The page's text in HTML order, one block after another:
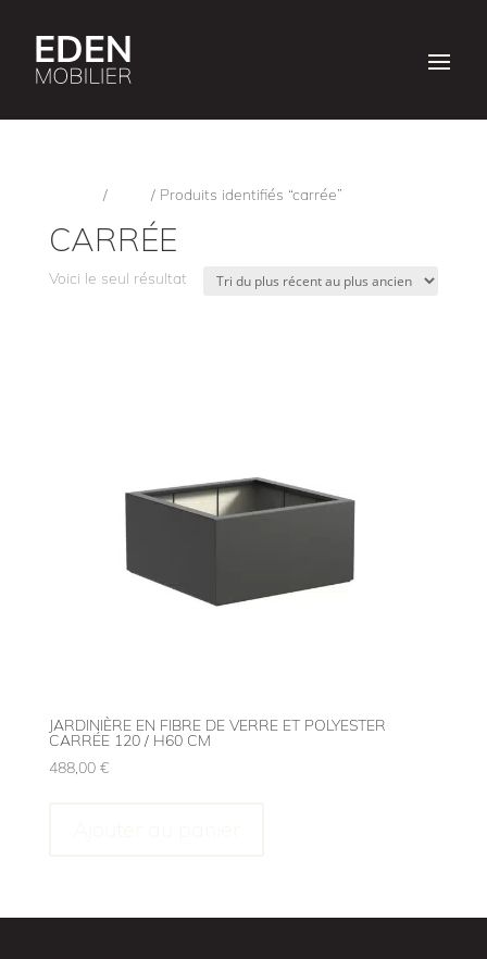
/ / Produits identifiés “carrée”
CARRÉE
Voici le seul résultat
JARDINIÈRE EN FIBRE DE VERRE ET POLYESTER
CARRÉE 120 / H60 CM
488,00 €